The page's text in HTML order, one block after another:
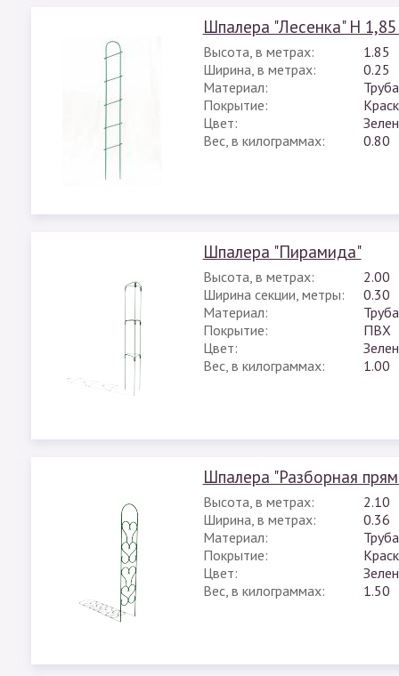
Шпалера "Лесенка" H
Высота, в метрах:
1.85
Ширина, в метрах:
0.25
Материал:
Покрытие:
Цвет:
Вес, в килограммах:
0.80
Шпалера "Пирамида"
Высота, в метрах:
2.00
Ширина секции, метры:
0.30
Материал:
Покрытие:
ПВХ
Цвет:
Вес, в килограммах:
1.00
Шпалера "Разборная
Высота, в метрах:
2.10
Ширина, в метрах:
0.36
Материал:
Покрытие:
Цвет:
Вес, в килограммах:
1.50